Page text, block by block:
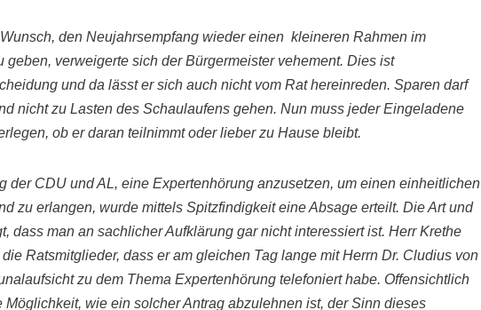
den Neujahrsempfang wieder einen kleineren Rahmen im
geben, verweigerte sich der Bürgermeister vehement. Dies ist
und da lässt er sich auch nicht vom Rat hereinreden. Sparen darf
nicht zu Lasten des Schaulaufens gehen. Nun muss jeder Eingeladene
ob er daran teilnimmtoderlieber zu Hause bleibt.
der CDU und AL, eine Expertenhörung anzusetzen, um einen einheitlichen
zu erlangen, wurde mittels Spitzfindigkeit eine Absage erteilt. Die Art und
dass man an sachlicher Aufklärung gar nicht interessiert ist. Herr Krethe
Ratsmitglieder, dass er am gleichen Tag lange mit Herrn Dr. Cludius von
zu dem Thema Expertenhörung telefoniert habe. Offensichtlich
Möglichkeit, wie ein solcher Antrag abzulehnen ist, der Sinn dieses